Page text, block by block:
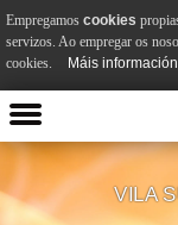
VILA
Empregamos cookies
servizos. Ao empregar os
cookies.
Máis información